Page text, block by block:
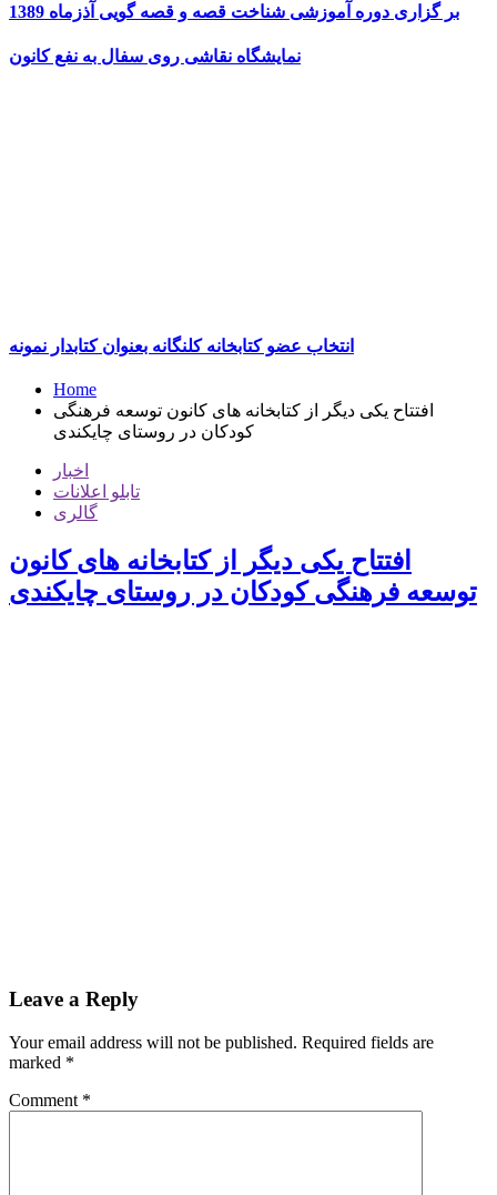
بر گزاری دوره آموزشی شناخت قصه و قصه گویی آذزماه 1389
نمایشگاه نقاشی روی سفال به نفع کانون
انتخاب عضو کتابخانه کلنگانه بعنوان کتابدار نمونه
Home
افتتاح یکی دیگر از کتابخانه های کانون توسعه فرهنگی
کودکان در روستای چایکندی
اخبار
تابلو اعلانات
گالری
افتتاح یکی دیگر از کتابخانه های کانون
توسعه فرهنگی کودکان در روستای چایکندی
Leave a Reply
Your email address will not be published. Required fields are
marked *
Comment *